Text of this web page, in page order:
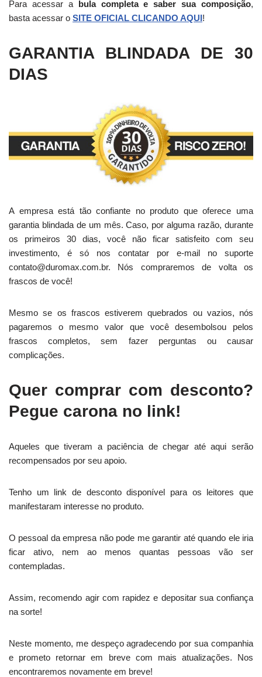
Para acessar a bula completa e saber sua composição,
basta acessar o SITE OFICIAL CLICANDO AQUI!
GARANTIA BLINDADA DE 30
DIAS
A empresa está tão confiante no produto que oferece uma
garantia blindada de um mês. Caso, por alguma razão, durante
os primeiros 30 dias, você não ficar satisfeito com seu
investimento, é só nos contatar por e-mail no suporte
contato@duromax.com.br. Nós compraremos de volta os
frascos de você!
Mesmo se os frascos estiverem quebrados ou vazios, nós
pagaremos o mesmo valor que você desembolsou pelos
frascos completos, sem fazer perguntas ou causar
complicações.
Quer comprar com desconto?
Pegue carona no link!
Aqueles que tiveram a paciência de chegar até aqui serão
recompensados por seu apoio.
Tenho um link de desconto disponível para os leitores que
manifestaram interesse no produto.
O pessoal da empresa não pode me garantir até quando ele iria
ficar ativo, nem ao menos quantas pessoas vão ser
contempladas.
Assim, recomendo agir com rapidez e depositar sua confiança
na sorte!
Neste momento, me despeço agradecendo por sua companhia
e prometo retornar em breve com mais atualizações. Nos
encontraremos novamente em breve!